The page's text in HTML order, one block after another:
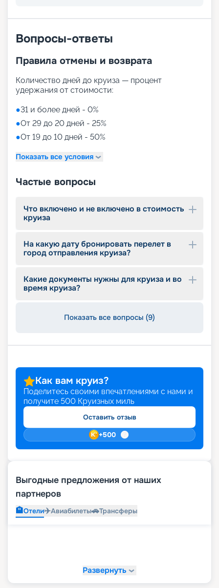
Вопросы-ответы
Правила отмены и возврата
Количество дней до круиза — процент
удержания от стоимости:
●31 и более дней - 0%
●От 29 до 20 дней - 25%
●От 19 до 10 дней - 50%
Показать все условия
Частые вопросы
Что включено и не включено в стоимость
круиза
На какую дату бронировать перелет в
город отправления круиза?
Какие документы нужны для круиза и во
время круиза?
Показать все вопросы (9)
Как вам круиз?
Поделитесь своими впечатлениями с нами и
получите 500 Круизных миль
Оставить отзыв
+500
Выгодные предложения от наших
партнеров
🏨Отели✈️Авиабилеты🚗Трансферы
Развернуть